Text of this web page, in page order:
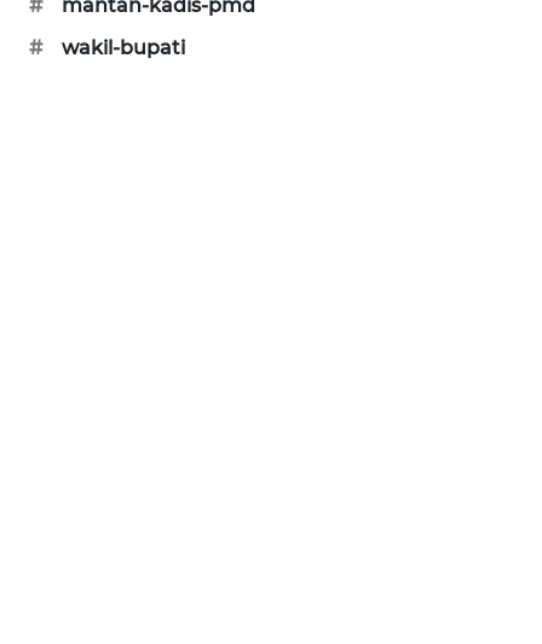
#
mantan-kadis-pmd
#
wakil-bupati